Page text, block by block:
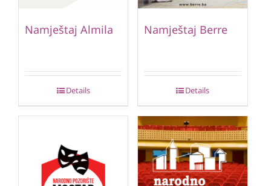
Namještaj Almila
Details
Namještaj Berre
Details